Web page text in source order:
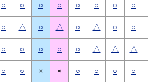
○ ○ ○ ○ ○ ○ ○ ○
○ △ ○ △ ○ △ ○ ○
○ ○ ○ ○ ○ △ △ △
○ ○ × × ○ ○ ○ ○